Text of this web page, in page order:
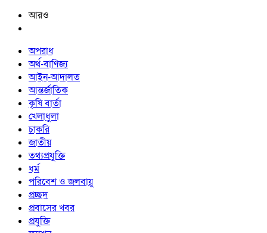
আরও
অপরাধ
অর্থ-বাণিজ্য
আইন-আদালত
আন্তর্জাতিক
কৃষি বার্তা
খেলাধুলা
চাকরি
জাতীয়
তথ্যপ্রযুক্তি
ধর্ম
পরিবেশ ও জলবায়ু
প্রচ্ছদ
প্রবাসের খবর
প্রযুক্তি